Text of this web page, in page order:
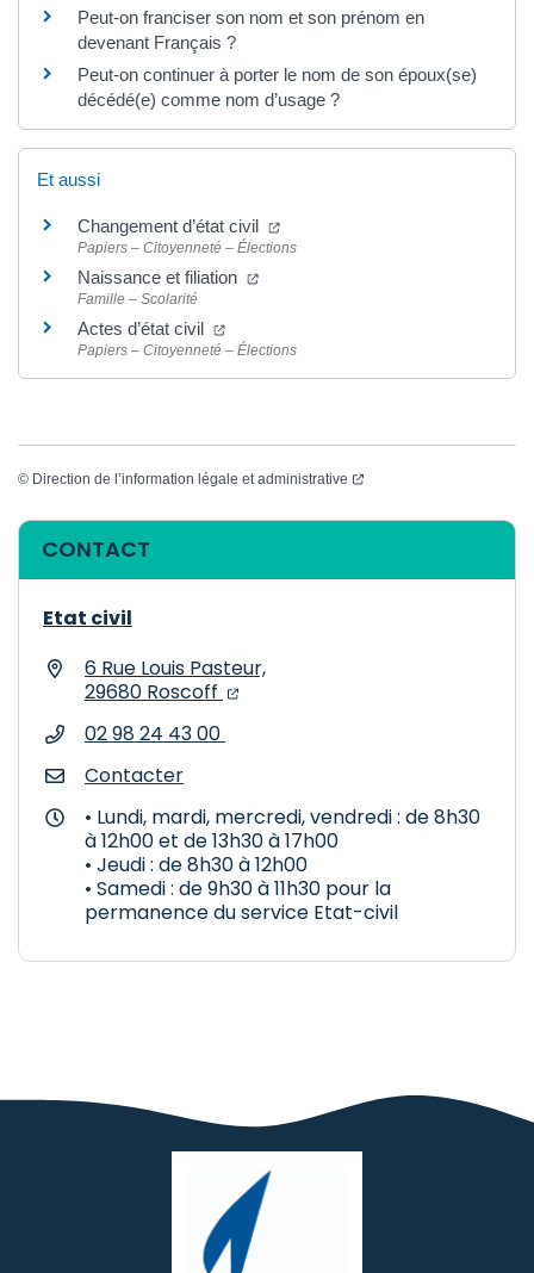
Peut-on franciser son nom et son prénom en
devenant Français ?
Peut-on continuer à porter le nom de son époux(se)
décédé(e) comme nom d’usage ?
Et aussi
Changement d’état civil (ouverture dans un nouvel
Papiers – Citoyenneté – Élections
Naissance et filiation (ouverture dans un nouvel onglet)
Famille – Scolarité
Actes d’état civil (ouverture dans un nouvel onglet)
Papiers – Citoyenneté – Élections
© Direction de l’information légale et administrative (ouverture dans un
Informations complémentaires
CONTACT
Etat civil
6 Rue Louis Pasteur,
29680 Roscoff (ouverture dans un nouvel
(ouverture dans un nouvel
02 98 24 43 00
Contacter
• Lundi, mardi, mercredi, vendredi : de 8h30
à 12h00 et de 13h30 à 17h00
• Jeudi : de 8h30 à 12h00
• Samedi : de 9h30 à 11h30 pour la
permanence du service Etat-civil